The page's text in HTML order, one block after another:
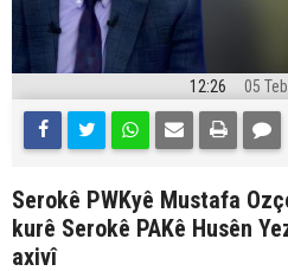
12:26 05
Serokê PWKyê Mustafa
kurê Serokê PAKê Husên
axivî